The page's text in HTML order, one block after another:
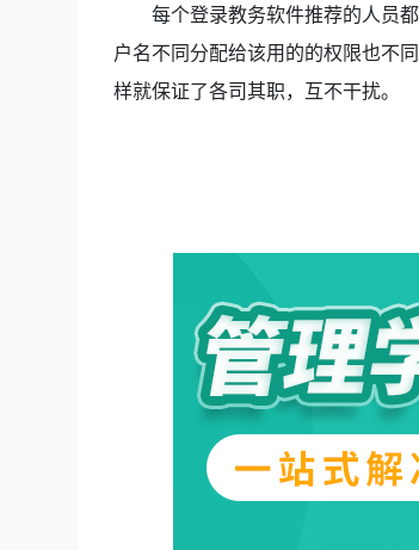
每个登录教务软件推荐的人员
户名不同分配给该用的的权限也不
样就保证了各司其职，互不干扰。